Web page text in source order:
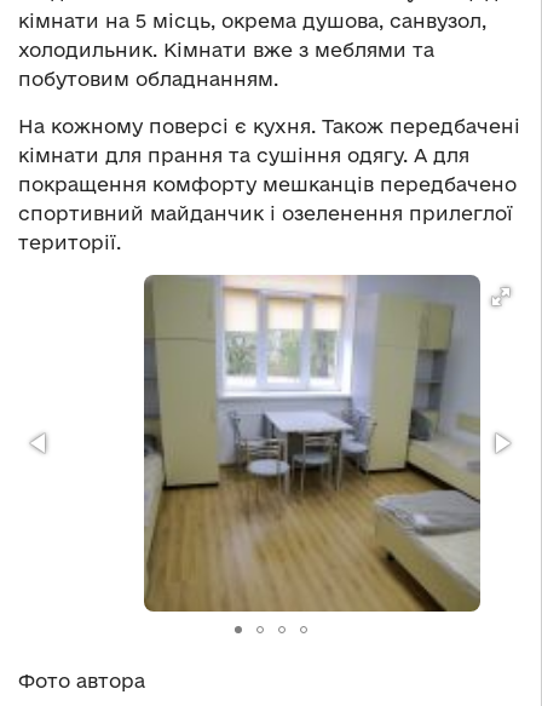
кімнати на 5 місць, окрема душова, санвузол,
холодильник. Кімнати вже з меблями та
побутовим обладнанням.
На кожному поверсі є кухня. Також передбачені
кімнати для прання та сушіння одягу. А для
покращення комфорту мешканців передбачено
спортивний майданчик і озеленення прилеглої
території.
Фото автора